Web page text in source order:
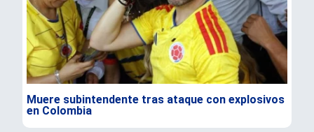
Muere subintendente tras ataque con explosivos
en Colombia